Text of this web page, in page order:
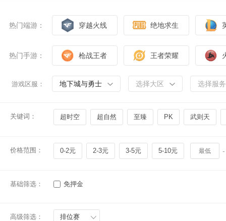
热门端游： 穿越火线 绝地求生
热门手游： 枪战王者 王者荣耀
游戏区服： 地下城与勇士 选择大区 选择服
关键词： 超时空 超自然 至臻 PK 武则天
价格范围： 0-2元 2-3元 3-5元 5-10元 -
基础筛选： 免押金
高级筛选： 排位赛